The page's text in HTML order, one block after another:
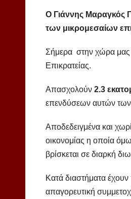
Ο Γιάννης Μαραγκός
των μικρομεσαίων
Σήμερα στην χώρα
Επικρατείας.
Απασχολούν 2.3
επενδύσεων αυτών των
Αποδεδειγμένα και
οικονομίας η οποία
βρίσκεται σε διαρκή
Κατά διαστήματα
απαγορευτική